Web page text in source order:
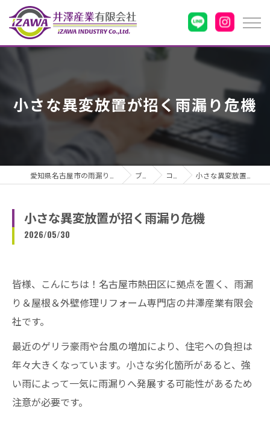
小さな異変放置が招く雨漏り危機
ブログ コラム 小さな異変放置が招く雨漏り危機
小さな異変放置が招く雨漏り危機
2026/05/30
皆様、こんにちは！名古屋市熱田区に拠点を置く、雨漏
り＆屋根＆外壁修理リフォーム専門店の井澤産業有限会
社です。
最近のゲリラ豪雨や台風の増加により、住宅への負担は
年々大きくなっています。小さな劣化箇所があると、強
い雨によって一気に雨漏りへ発展する可能性があるため
注意が必要です。